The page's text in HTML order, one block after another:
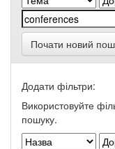
Почати новий
Додати фільтри:
Використовуйте
пошуку.